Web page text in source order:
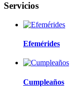
Servicios
Efemérides
Cumpleaños